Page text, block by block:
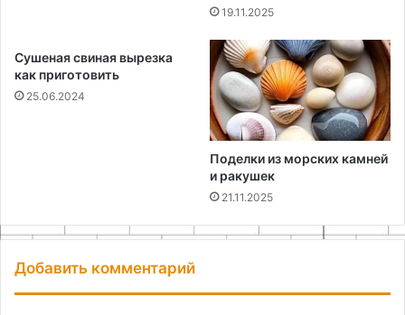
19.11.2025
Сушеная свиная вырезка
как приготовить
25.06.2024
Поделки из морских камней
и ракушек
21.11.2025
Добавить комментарий